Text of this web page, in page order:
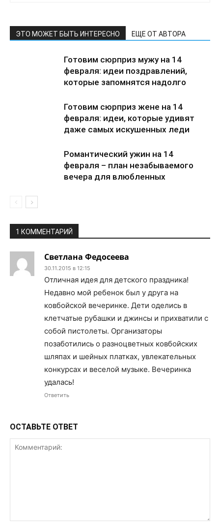
ЭТО МОЖЕТ БЫТЬ ИНТЕРЕСНО ЕЩЕ ОТ АВТОРА
Готовим сюрприз мужу на 14
февраля: идеи поздравлений,
которые запомнятся надолго
Готовим сюрприз жене на 14
февраля: идеи, которые удивят
даже самых искушенных леди
Романтический ужин на 14
февраля – план незабываемого
вечера для влюбленных
1 КОММЕНТАРИЙ
Светлана Федосеева
30.11.2015 в 12:15
Отличная идея для детского праздника!
Недавно мой ребенок был у друга на
ковбойской вечеринке. Дети оделись в
клетчатые рубашки и джинсы и прихватили с
собой пистолеты. Организаторы
позаботились о разноцветных ковбойских
шляпах и шейных платках, увлекательных
конкурсах и веселой музыке. Вечеринка
удалась!
Ответить
ОСТАВЬТЕ ОТВЕТ